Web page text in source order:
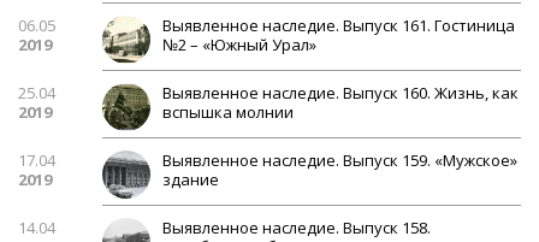
06.05
2019
Выявленное наследие. Выпуск 161. Гостиница
№2 – «Южный Урал»
25.04
2019
Выявленное наследие. Выпуск 160. Жизнь, как
вспышка молнии
17.04
2019
Выявленное наследие. Выпуск 159. «Мужское»
здание
14.04
Выявленное наследие. Выпуск 158.